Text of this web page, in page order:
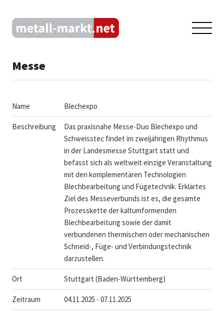
Messe
Name Blechexpo
Beschreibung
Das praxisnahe Messe-Duo Blechexpo und
Schweisstec findet im zweijährigen Rhythmus
in der Landesmesse Stuttgart statt und
befasst sich als weltweit einzige Veranstaltung
mit den komplementären Technologien
Blechbearbeitung und Fügetechnik. Erklärtes
Ziel des Messeverbunds ist es, die gesamte
Prozesskette der kaltumformenden
Blechbearbeitung sowie der damit
verbundenen thermischen oder mechanischen
Schneid-, Füge- und Verbindungstechnik
darzustellen.
Ort Stuttgart (Baden-Württemberg)
Zeitraum 04.11.2025 - 07.11.2025